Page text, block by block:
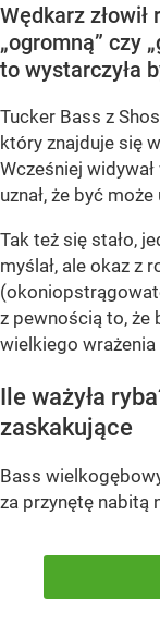
Wędkarz
„ogromną” czy
to wystarczyła
Tucker Bass z
który znajduje się
Wcześniej
uznał, że być
Tak też się stało,
myślał, ale okaz z
z pewnością to, że
wielkiego wrażenia
Ile ważyła
zaskakujące
Bass
za przynętę nabitą